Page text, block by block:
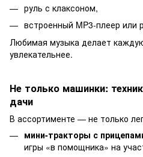
руль с клаксоном,
встроенный MP3-плеер или
Любимая музыка делает
увлекательнее.
Не только машинки:
дачи
В ассортименте — не только
мини-тракторы с
игры «в помощника» на